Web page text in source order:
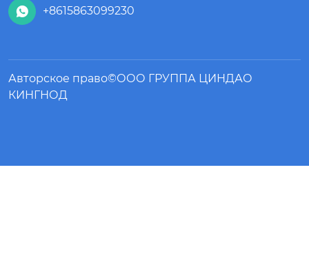
 +8615863099230
Авторское право©ООО ГРУППА ЦИНДАО
КИНГНОД